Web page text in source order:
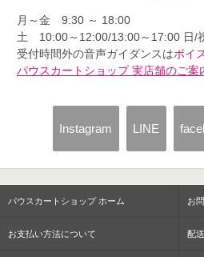
月～金 9:30 ～ 18:00
土 10:00～12:00/13:00～17:00 日/
受付時間外の音声ガイダンスはボイ
パウスカートショップ 実店舗のご案
Instagram LINE
パウスカートショップ ホーム お
お支払い方法について 配